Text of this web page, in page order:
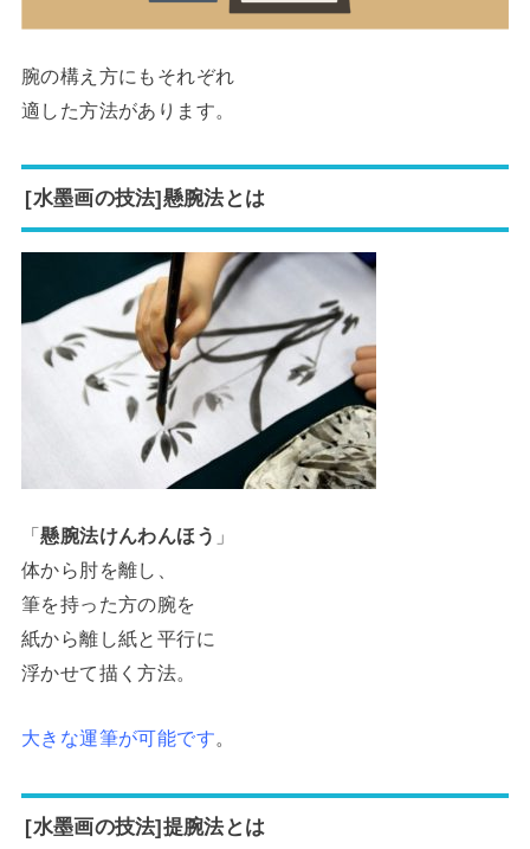
腕の構え方にもそれぞれ
適した方法があります。
[水墨画の技法]懸腕法とは
「懸腕法けんわんほう 」
体から肘を離し、
筆を持った方の腕を
紙から離し紙と平行に
浮かせて描く方法。
大きな運筆が可能です。
[水墨画の技法]提腕法とは